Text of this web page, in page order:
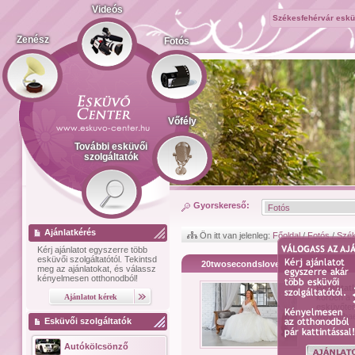
Székesfehérvár
Zenész
Videós
Fotós
Vőfély
További esküvői
szolgáltatók
Ajánlatkérés
Kérj ajánlatot egyszerre több
esküvői szolgáltatótól. Tekintsd
meg az ajánlatokat, és válassz
kényelmesen otthonodból!
Esküvői szolgáltatók
Autókölcsönző
Gyorskereső:
Ön itt van jelenleg: Főoldal/Fotós/
20twosecondslove
körben a